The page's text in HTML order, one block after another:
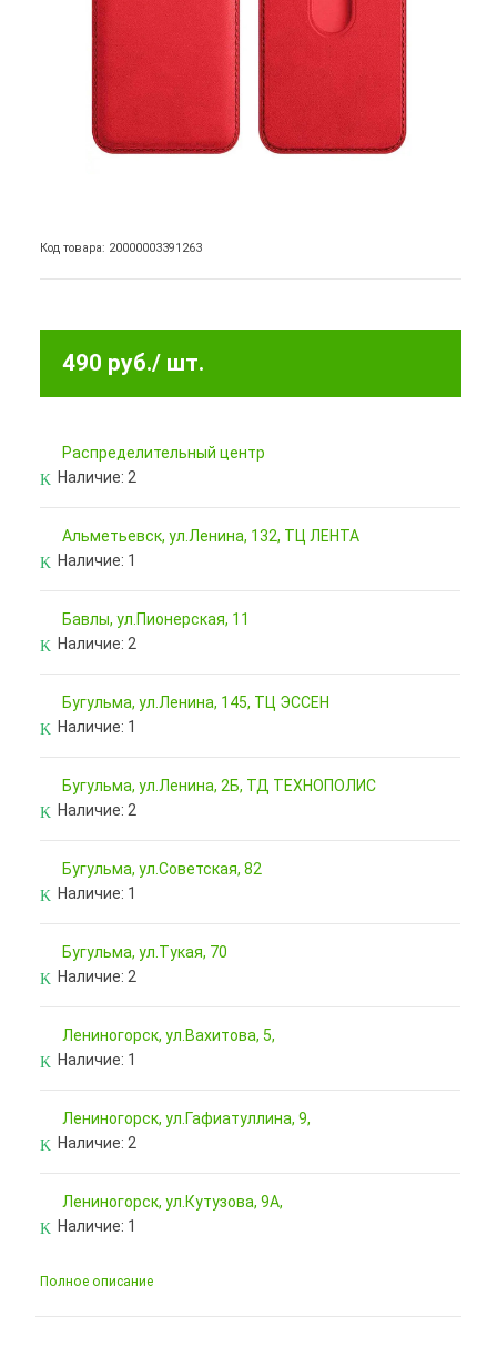
Код товара: 20000003391263
490 руб./ шт.
Pаспределительный центр
Наличие: 2
Альметьевск, ул.Ленина, 132, ТЦ ЛЕНТА
Наличие: 1
Бавлы, ул.Пионерская, 11
Наличие: 2
Бугульма, ул.Ленина, 145, ТЦ ЭССЕН
Наличие: 1
Бугульма, ул.Ленина, 2Б, ТД ТЕХНОПОЛИС
Наличие: 2
Бугульма, ул.Советская, 82
Наличие: 1
Бугульма, ул.Тукая, 70
Наличие: 2
Лениногорск, ул.Вахитова, 5,
Наличие: 1
Лениногорск, ул.Гафиатуллина, 9,
Наличие: 2
Лениногорск, ул.Кутузова, 9А,
Наличие: 1
Полное описание